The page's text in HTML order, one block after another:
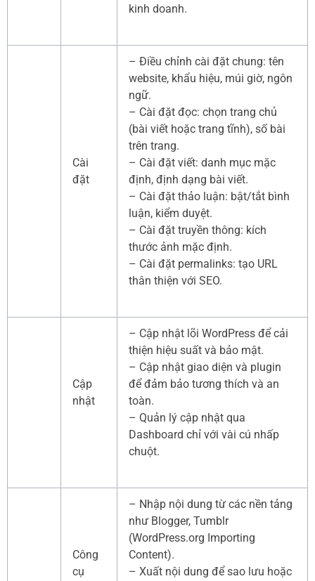
kinh doanh.
Cài
đặt
– Điều chỉnh cài đặt chung: tên
website, khẩu hiệu, múi giờ, ngôn
ngữ.
– Cài đặt đọc: chọn trang chủ
(bài viết hoặc trang tĩnh), số bài
trên trang.
– Cài đặt viết: danh mục mặc
định, định dạng bài viết.
– Cài đặt thảo luận: bật/tắt bình
luận, kiểm duyệt.
– Cài đặt truyền thông: kích
thước ảnh mặc định.
– Cài đặt permalinks: tạo URL
thân thiện với SEO.
Cập
nhật
– Cập nhật lõi WordPress để cải
thiện hiệu suất và bảo mật.
– Cập nhật giao diện và plugin
để đảm bảo tương thích và an
toàn.
– Quản lý cập nhật qua
Dashboard chỉ với vài cú nhấp
chuột.
Công
cụ
– Nhập nội dung từ các nền tảng
như Blogger, Tumblr
(WordPress.org Importing
Content).
– Xuất nội dung để sao lưu hoặc